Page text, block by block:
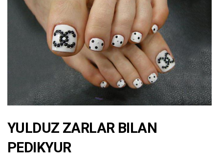
YULDUZ ZARLAR BILAN
PEDIKYUR